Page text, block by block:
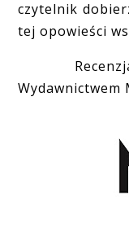
czytelnik
tej opowieści
Recenzja
Wydawnictwem